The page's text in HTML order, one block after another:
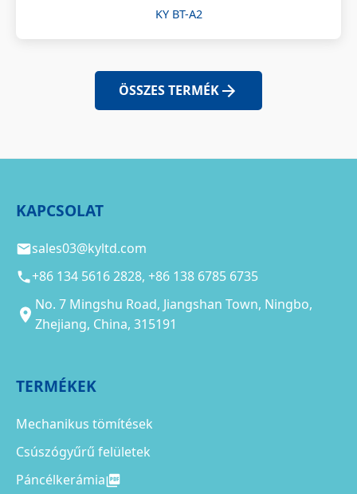
KY BT-A2
ÖSSZES TERMÉK
KAPCSOLAT
sales03@kyltd.com
+86 134 5616 2828, +86 138 6785 6735
No. 7 Mingshu Road, Jiangshan Town, Ningbo,
Zhejiang, China, 315191
TERMÉKEK
Mechanikus tömítések
Csúszógyűrű felületek
Páncélkerámia